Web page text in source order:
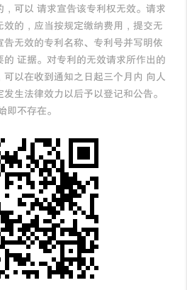
可以 请求宣告该专利权无效。请求
的，应当按规定缴纳费用，提交无
无效的专利名称、专利号并写明依
证据。对专利的无效请求所作出的
以在收到通知之日起三个月内 向人
生法律效力以后予以登记和公告。
即不存在。